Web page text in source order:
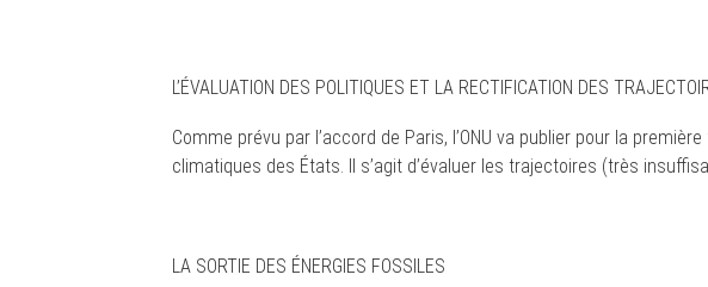
L’ÉVALUATION DES POLITIQUES ET LA RECTIFICATION DES
Comme prévu par l’accord de Paris, l’ONU va publier pour la
climatiques des États. Il s’agit d’évaluer les trajectoires (très
LA SORTIE DES ÉNERGIES FOSSILES